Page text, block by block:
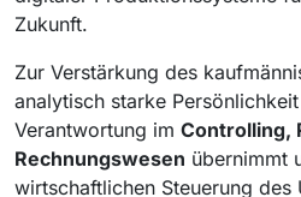
Zukunft.
Zur Verstärkung des
analytisch starke
Verantwortung im Controlling,
Rechnungswesen übernimmt
wirtschaftlichen Steuerung des